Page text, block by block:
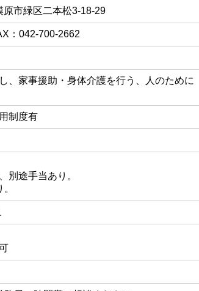
市緑区二本松3-18-29
：042-700-2662
、家事援助・身体介護を行う、人のために
制度有
別途手当あり。